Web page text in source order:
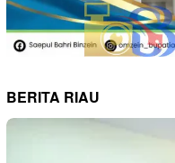
BERITA RIAU